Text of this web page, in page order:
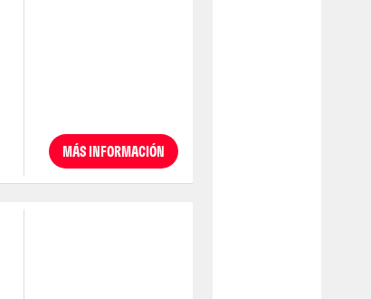
MÁS INFORMACIÓN